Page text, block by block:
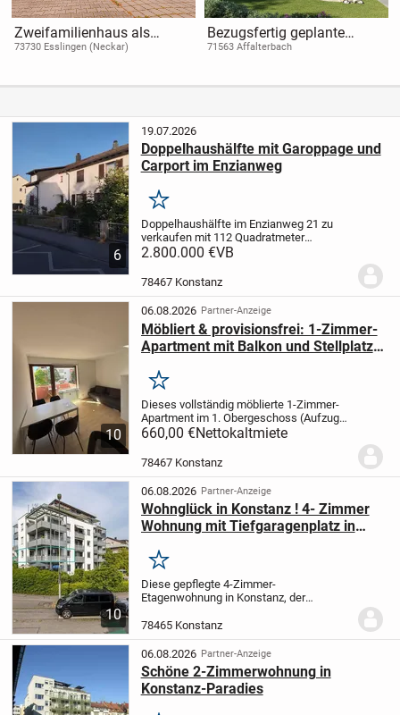
Zweifamilienhaus als
Doppelhaushälfte in
Oberesslingen
73730 Esslingen (Neckar)
Bezugsfertig geplante
moderne Doppelhaushälfte
ca. 12 Monaten möglich!
71563 Affalterbach
6
19.07.2026
Doppelhaushälfte mit Garoppage und
Carport im Enzianweg
Merken
Doppelhaushälfte im Enzianweg 21 zu
verkaufen mit 112 Quadratmeter
Wohnfläche und 610 Quadratmeter
und Treibhaus aus dem Jahre 1950 für
2.800.000 €VB
78467 Konstanz
10
06.08.2026 Partner-Anzeige
Möbliert & provisionsfrei: 1-Zimmer-
Apartment mit Balkon und Stellplatz
Merken
Dieses vollständig möblierte 1-Zimmer-
Apartment im 1. Obergeschoss (Aufzug
vorhanden) einer gepflegten Wohnanlage
ist die unkomplizierte Lösung für alle, die
in Konstanz sofort bezugsfertig wohnen...
660,00 €Nettokaltmiete
78467 Konstanz
10
06.08.2026 Partner-Anzeige
Wohnglück in Konstanz ! 4- Zimmer
Wohnung mit Tiefgaragenplatz in
Merken
Diese gepflegte 4-Zimmer-
Etagenwohnung in Konstanz, der
Bodensee, bietet mit ca. 118 m²
Wohnfläche ein großzügiges und zugleich
gut durchdachtes Zuhause für Familien,...
78465 Konstanz
06.08.2026 Partner-Anzeige
Schöne 2-Zimmerwohnung in
Konstanz-Paradies